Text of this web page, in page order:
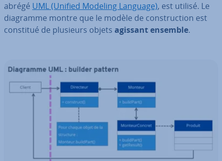
abrégé UML (Unified Modeling Language), est utilisé. Le
diagramme montre que le modèle de cons­truc­tion est
constitué de plusieurs objets agissant ensemble.